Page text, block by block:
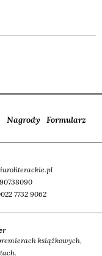
Nagrody Formularz
7732 9062
książkowych,